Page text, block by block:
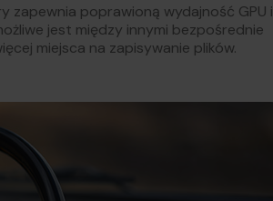
zapewnia poprawioną wydajność GPU i
jest między innymi bezpośrednie
miejsca na zapisywanie plików.